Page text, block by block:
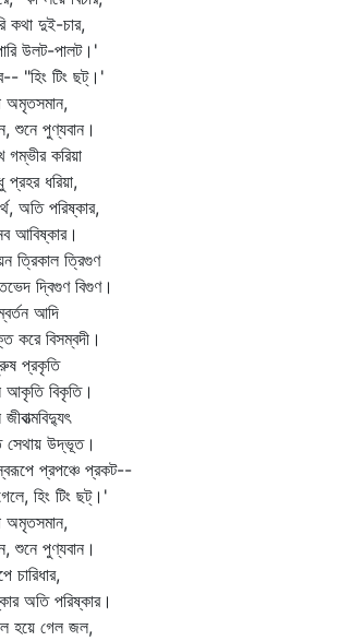
দুই-চার,
উলট-পালট।'
"হিং টিং ছট্‌।'
পুণ্যবান।
করিয়া
ধরিয়া,
পরিষ্কার,
ত্রিগুণ
দ্বিগুণ বিগুণ।
আদি
বিসম্বদী।
প্রকৃতি
বিকৃতি।
উদ্ভূত।
প্রপঞ্চে প্রকট--
হিং টিং ছট্‌।'
পুণ্যবান।
অতি পরিষ্কার।
হয়ে গেল জল,